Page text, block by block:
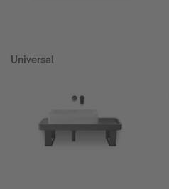
Universal